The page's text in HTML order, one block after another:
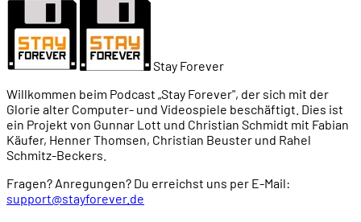
Stay Forever
Willkommen beim Podcast „Stay Forever", der sich mit der
Glorie alter Computer- und Videospiele beschäftigt. Dies ist
ein Projekt von Gunnar Lott und Christian Schmidt mit Fabian
Käufer, Henner Thomsen, Christian Beuster und Rahel
Schmitz-Beckers.
Fragen? Anregungen? Du erreichst uns per E-Mail:
support@stayforever.de